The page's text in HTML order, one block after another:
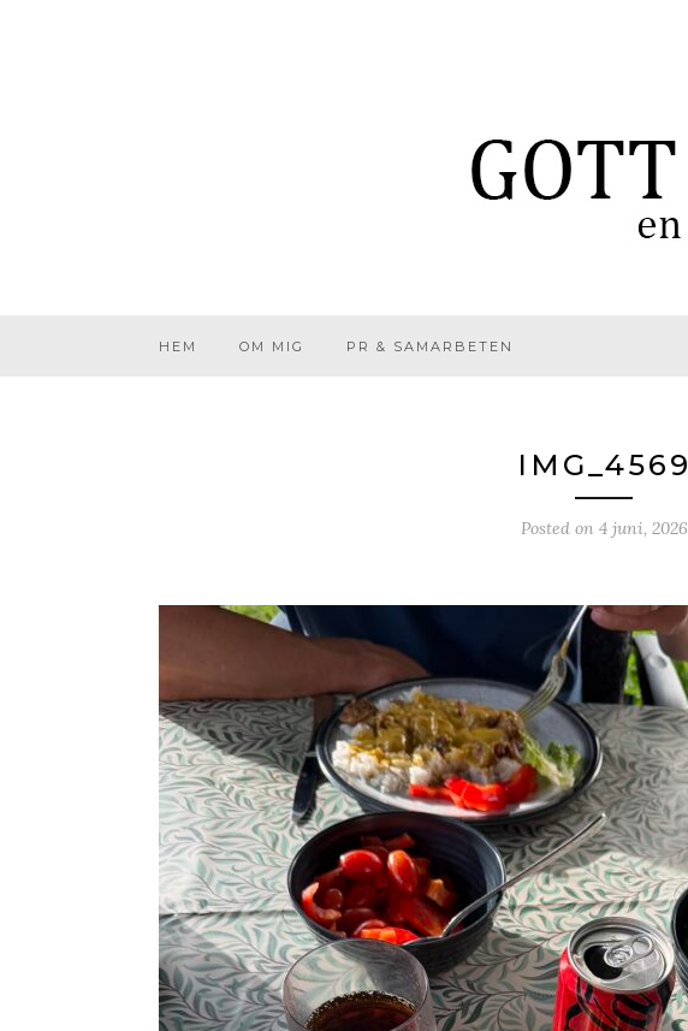
HEM OM MIG PR & SAMARBETEN
IMG_4569
Posted on 4 juni, 2026